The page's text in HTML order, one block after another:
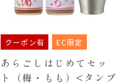
クーポン有 EC限定
あらごしはじめてセッ
ト（梅・もも）<タンブ